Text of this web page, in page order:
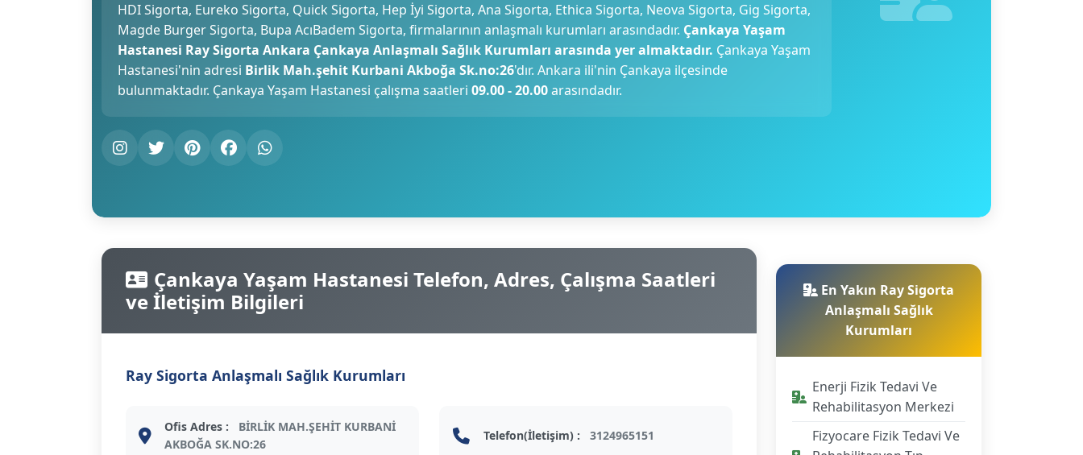
HDI Sigorta, Eureko Sigorta, Quick Sigorta, Hep İyi Sigorta, Ana Sigorta, Ethica Sigorta, Neova Sigorta, Gig Sigorta,
Magde Burger Sigorta, Bupa AcıBadem Sigorta, firmalarının anlaşmalı kurumları arasındadır. Çankaya Yaşam
Hastanesi Ray Sigorta Ankara Çankaya Anlaşmalı Sağlık Kurumları arasında yer almaktadır. Çankaya Yaşam
Hastanesi'nin adresi Birlik Mah.şehit Kurbani Akboğa Sk.no:26'dır. Ankara ili'nin Çankaya ilçesinde
bulunmaktadır. Çankaya Yaşam Hastanesi çalışma saatleri 09.00 - 20.00arasındadır.
Çankaya Yaşam Hastanesi Telefon, Adres, Çalışma Saatleri
ve İletişim Bilgileri
Ray Sigorta Anlaşmalı Sağlık Kurumları
Ofis Adres :
BİRLİK MAH.ŞEHİT KURBANİ
AKBOĞA SK.NO:26
Telefon(İletişim) : 3124965151
En Yakın Ray Sigorta
Anlaşmalı Sağlık
Kurumları
Enerji Fizik Tedavi Ve
Rehabilitasyon Merkezi
Fizyocare Fizik Tedavi Ve